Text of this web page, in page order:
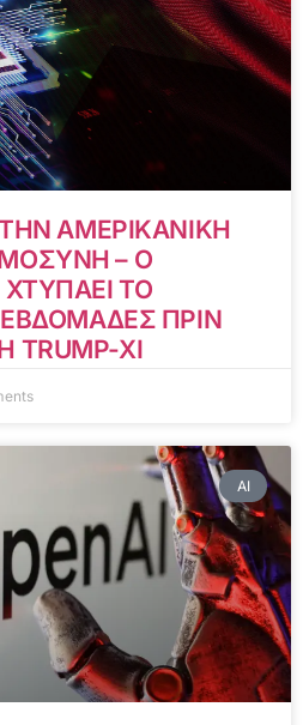
ΑΜΕΡΙΚΑΝΙΚΗ
– Ο
ΤΟ
ΕΒΔΟΜΑΔΕΣ ΠΡΙΝ
XI
AI